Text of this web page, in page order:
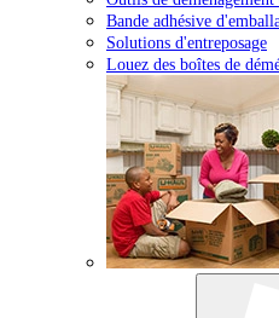
Bande adhésive
Solutions d'entreposage
Louez des boîtes de